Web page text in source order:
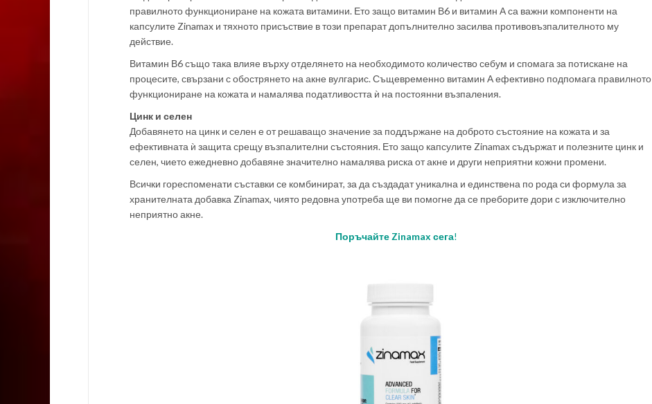
правилното функциониране на кожата витамини. Ето защо витамин В6 и витамин А са важни компоненти на
капсулите Zinamax и тяхното присъствие в този препарат допълнително засилва противовъзпалителното му
действие.
Витамин В6 също така влияе върху отделянето на необходимото количество себум и спомага за потискане на
процесите, свързани с обострянето на акне вулгарис. Същевременно витамин А ефективно подпомага правилното
функциониране на кожата и намалява податливостта ѝ на постоянни възпаления.
Цинк и селен
Добавянето на цинк и селен е от решаващо значение за поддържане на доброто състояние на кожата и за
ефективната ѝ защита срещу възпалителни състояния. Ето защо капсулите Zinamax съдържат и полезните цинк и
селен, чието ежедневно добавяне значително намалява риска от акне и други неприятни кожни промени.
Всички гореспоменати съставки се комбинират, за да създадат уникална и единствена по рода си формула за
хранителната добавка Zinamax, чиято редовна употреба ще ви помогне да се преборите дори с изключително
неприятно акне.
Поръчайте Zinamax сега!